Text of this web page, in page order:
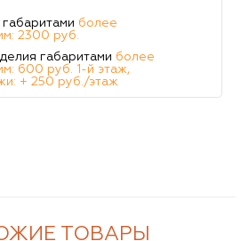
более
2300 руб.
габаритами более
600 руб. 1-й этаж,
+ 250 руб./этаж
ТОВАРЫ